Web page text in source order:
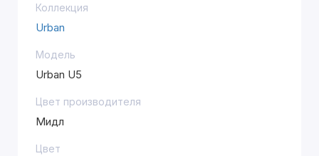
Коллекция
Urban
Модель
Urban U5
Цвет производителя
Мидл
Цвет